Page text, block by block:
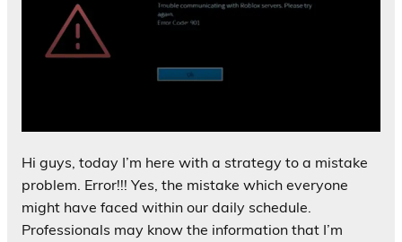
Hi guys, today I’m here with a strategy to a mistake
problem. Error!!! Yes, the mistake which everyone
might have faced within our daily schedule.
Professionals may know the information that I’m